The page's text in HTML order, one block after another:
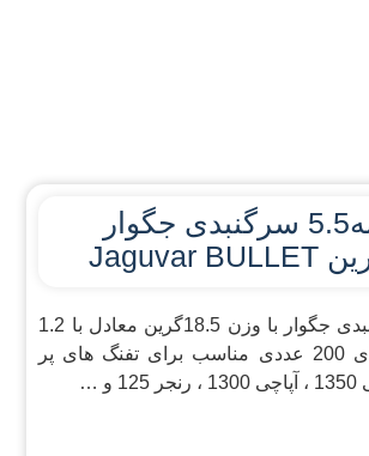
ساچمه5.5 سرگنبدی جگوار
ساچمه5.5 سرگنبدی جگوار با وزن 18.5گرین معادل با 1.2
گرم در بسته های 200 عددی مناسب برای تفنگ های پر
و …